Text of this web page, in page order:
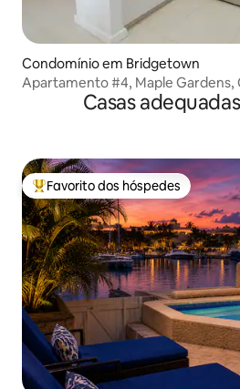
Condomínio em Bridgetown
Apartamento #4, Maple Gardens,
Casas
Favoritos dos hóspedes mais
Favorito dos hóspedes